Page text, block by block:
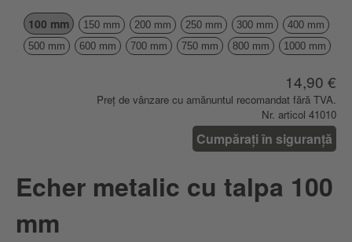
100 mm 150 mm 200 mm 250 mm 300 mm
400 mm
500 mm
600 mm 700 mm 750 mm 800 mm 1000 mm
14,90 €
Preț de vânzare cu amănuntul recomandat fără TVA.
Nr. articol 41010
Cumpărați în siguranță
Echer metalic cu talpa 100
mm